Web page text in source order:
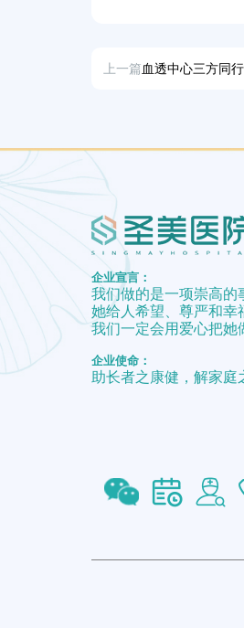
上一篇
企业宣言：
我们做的是一项崇高的
她给人希望、尊严和幸
我们一定会用爱心把她
企业使命：
助长者之康健，解家庭